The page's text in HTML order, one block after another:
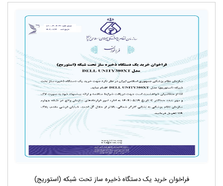
فراخوان خرید یک دستگاه ذخیره ساز تحت شبکه (استوریج)